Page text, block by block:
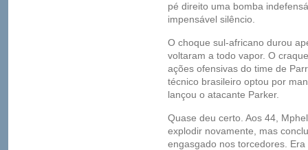
pé direito uma bomba
impensável silêncio.
O choque sul-africano durou
voltaram a todo vapor. O
ações ofensivas do time de
técnico brasileiro optou por
lançou o atacante Parker.
Quase deu certo. Aos 44,
explodir novamente, mas
engasgado nos torcedores.